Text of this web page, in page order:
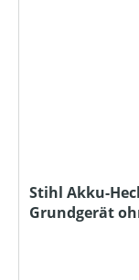
Stihl Akku-
Grundgerät